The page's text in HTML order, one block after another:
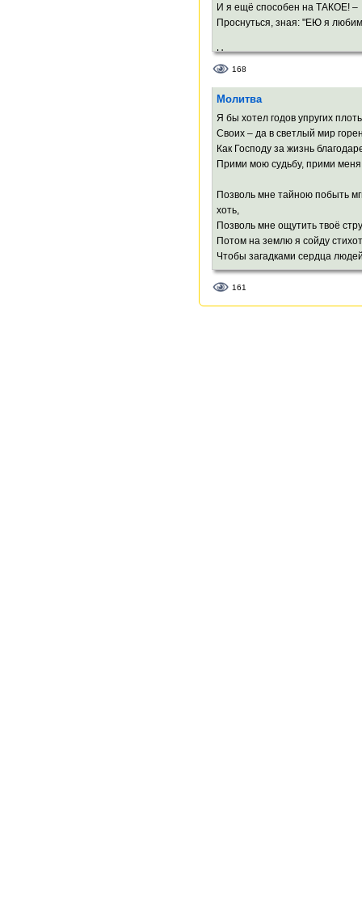
И я ещё способен на ТАКОЕ! –
Проснуться, зная: "ЕЮ я
Но ты – ты в измерении ином
Спешишь, смеёшься, делаешь
хрупким,
А я мечтаю о простом, земном.
Твой может лопнуть вдруг, как
И мой сопьётся на песчаном
168
Молитва
Я бы хотел годов упругих плоть
Своих – да в светлый мир
Как Господу за жизнь
Прими мою судьбу, прими
Позволь мне тайною побыть
хоть,
Позволь мне ощутить твоё
Потом на землю я сойду
Чтобы загадками сердца
Меня переведут на языки,
161